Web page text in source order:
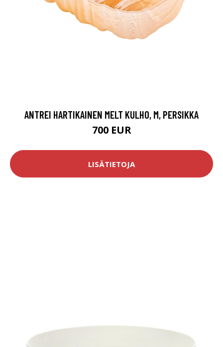
ANTREI HARTIKAINEN MELT KULHO, M, PERSIKKA
700 EUR
LISÄTIETOJA